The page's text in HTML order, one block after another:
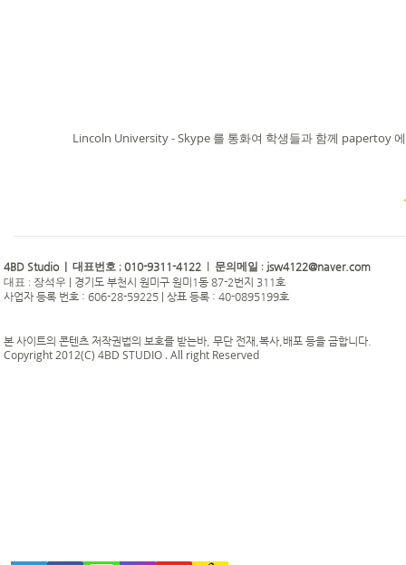
Lincoln University - Skype 를 통화여 학생들과 함께 papertoy
4BD Studio | 대표번호 ; 010-9311-4122 | 문의메일 : jsw4122@naver.com
대표 : 장석우
경기도 부천시 원미구 원미1동 87-2번지 311호
사업자 등록 번호 : 606-28-59225 | 상표 등록 : 40-0895199호
본 사이트의 콘텐츠 저작권법의 보호를 받는바, 무단 전재,복사,배포 등을 금합니다.
Copyright 2012(C) 4BD STUDIO . All right Reserved